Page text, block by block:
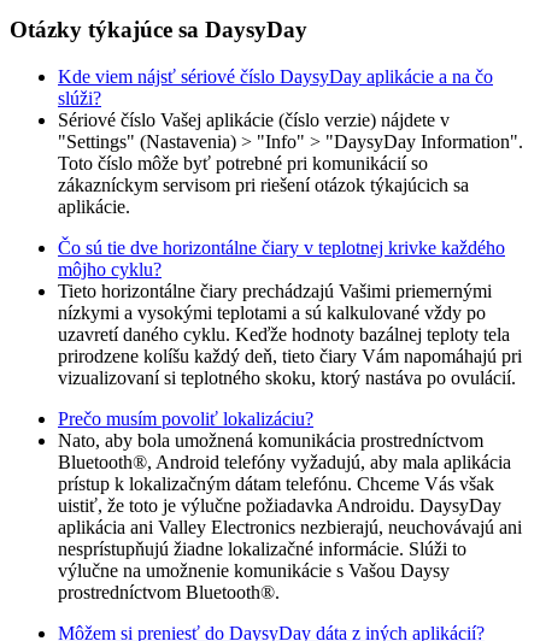
Otázky týkajúce sa DaysyDay
Kde viem nájsť sériové číslo DaysyDay aplikácie a na čo
slúži?
Sériové číslo Vašej aplikácie (číslo verzie) nájdete v
"Settings" (Nastavenia) > "Info" > "DaysyDay Information".
Toto číslo môže byť potrebné pri komunikácií so
zákazníckym servisom pri riešení otázok týkajúcich sa
aplikácie.
Čo sú tie dve horizontálne čiary v teplotnej krivke každého
môjho cyklu?
Tieto horizontálne čiary prechádzajú Vašimi priemernými
nízkymi a vysokými teplotami a sú kalkulované vždy po
uzavretí daného cyklu. Keďže hodnoty bazálnej teploty tela
prirodzene kolíšu každý deň, tieto čiary Vám napomáhajú pri
vizualizovaní si teplotného skoku, ktorý nastáva po ovulácií.
Prečo musím povoliť lokalizáciu?
Nato, aby bola umožnená komunikácia prostredníctvom
Bluetooth®, Android telefóny vyžadujú, aby mala aplikácia
prístup k lokalizačným dátam telefónu. Chceme Vás však
uistiť, že toto je výlučne požiadavka Androidu. DaysyDay
aplikácia ani Valley Electronics nezbierajú, neuchovávajú ani
nesprístupňujú žiadne lokalizačné informácie. Slúži to
výlučne na umožnenie komunikácie s Vašou Daysy
prostredníctvom Bluetooth®.
Môžem si preniesť do DaysyDay dáta z iných aplikácií?